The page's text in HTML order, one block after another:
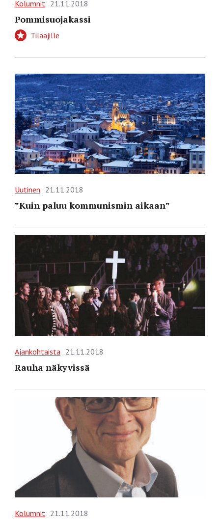
Kolumnit 21.11.2018
Pommisuojakassi
Tilaajille
Uutinen 21.11.2018
”Kuin paluu kommunismin aikaan”
Ajankohtaista 21.11.2018
Rauha näkyvissä
Kolumnit 21.11.2018